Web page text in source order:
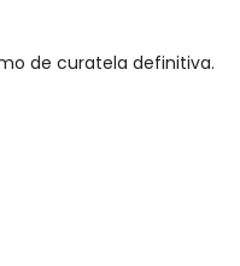
de curatela definitiva.